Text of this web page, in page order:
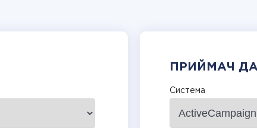
ПРИЙМАЧ
Система